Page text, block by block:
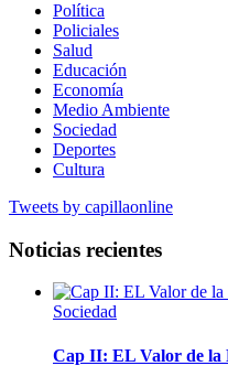
Política
Policiales
Salud
Educación
Economía
Medio Ambiente
Sociedad
Deportes
Cultura
Tweets by capillaonline
Noticias recientes
Sociedad
Cap II: EL Valor de la